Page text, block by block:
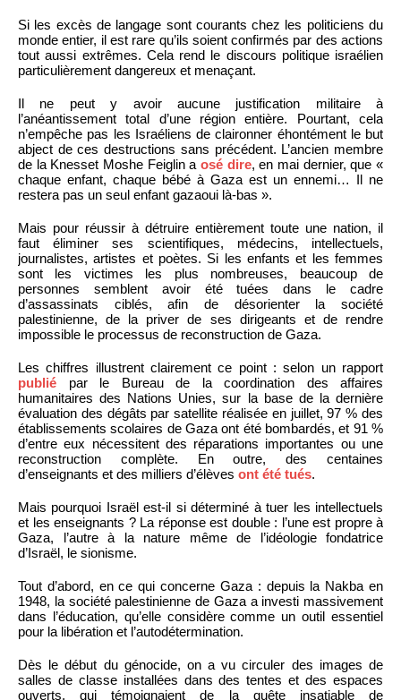
Si les excès de langage sont courants chez les politiciens du
monde entier, il est rare qu’ils soient confirmés par des actions
tout aussi extrêmes. Cela rend le discours politique israélien
particulièrement dangereux et menaçant.
Il ne peut y avoir aucune justification militaire à
l’anéantissement total d’une région entière. Pourtant, cela
n’empêche pas les Israéliens de claironner éhontément le but
abject de ces destructions sans précédent. L’ancien membre
de la Knesset Moshe Feiglin a osé dire, en mai dernier, que «
chaque enfant, chaque bébé à Gaza est un ennemi… Il ne
restera pas un seul enfant gazaoui là-bas ».
Mais pour réussir à détruire entièrement toute une nation, il
faut éliminer ses scientifiques, médecins, intellectuels,
journalistes, artistes et poètes. Si les enfants et les femmes
sont les victimes les plus nombreuses, beaucoup de
personnes semblent avoir été tuées dans le cadre
d’assassinats ciblés, afin de désorienter la société
palestinienne, de la priver de ses dirigeants et de rendre
impossible le processus de reconstruction de Gaza.
Les chiffres illustrent clairement ce point : selon un rapport
publié par le Bureau de la coordination des affaires
humanitaires des Nations Unies, sur la base de la dernière
évaluation des dégâts par satellite réalisée en juillet, 97 % des
établissements scolaires de Gaza ont été bombardés, et 91 %
d’entre eux nécessitent des réparations importantes ou une
reconstruction complète. En outre, des centaines
d’enseignants et des milliers d’élèves ont été tués.
Mais pourquoi Israël est-il si déterminé à tuer les intellectuels
et les enseignants ? La réponse est double : l’une est propre à
Gaza, l’autre à la nature même de l’idéologie fondatrice
d’Israël, le sionisme.
Tout d’abord, en ce qui concerne Gaza : depuis la Nakba en
1948, la société palestinienne de Gaza a investi massivement
dans l’éducation, qu’elle considère comme un outil essentiel
pour la libération et l’autodétermination.
Dès le début du génocide, on a vu circuler des images de
salles de classe installées dans des tentes et des espaces
ouverts, qui témoignaient de la quête insatiable de